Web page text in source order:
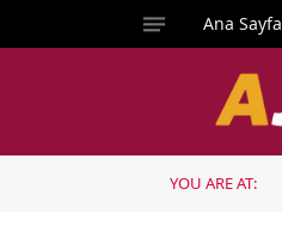
Ana Sayfa
YOU ARE AT: